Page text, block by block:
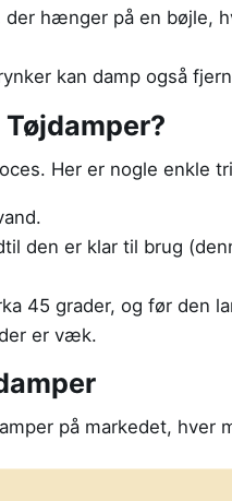
der hænger på en bøjle,
kan damp også
Her er nogle enkle
den er klar til brug
45 grader, og før den
er væk.
på markedet, hver